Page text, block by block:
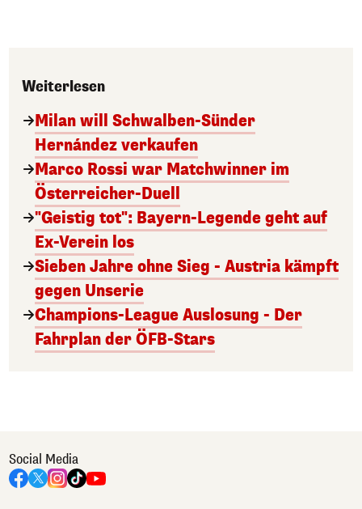
Weiterlesen
Milan will Schwalben-Sünder
Hernández verkaufen
Marco Rossi war Matchwinner im
Österreicher-Duell
"Geistig tot": Bayern-Legende geht auf
Ex-Verein los
Sieben Jahre ohne Sieg - Austria kämpft
gegen Unserie
Champions-League Auslosung - Der
Fahrplan der ÖFB-Stars
Social Media